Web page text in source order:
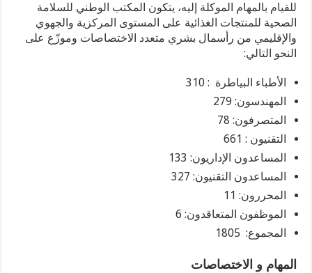
للقيام بالمهام الموكلة إليه، يتكون المكتب الوطني للسلامة
الصحية للمنتجات الغذائية على المستوى المركزية والجهوي
والإقليمي من رأسمال بشري متعدد الاختصاصات وموزّع على
النحو التالي:
الأطباء البياطرة : 310
المهندسون: 279
المتصرفون: 78
التقنيون : 661
المساعدون الإداريون: 133
المساعدون التقنيون: 327
المحررون: 11
الموظفون المتعاقدون: 6
المجموع: 1805
المهام و الاختصاصات